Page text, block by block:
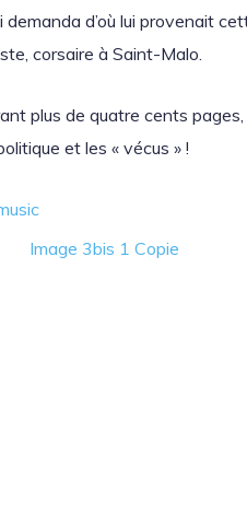
d’où lui provenait
corsaire à Saint-Malo.
plus de quatre cents
et les « vécus » !